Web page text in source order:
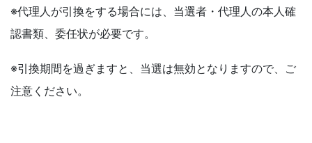
※代理人が引換をする場合には、当選者・代理人の本人確
認書類、委任状が必要です。
※引換期間を過ぎますと、当選は無効となりますので、ご
注意ください。